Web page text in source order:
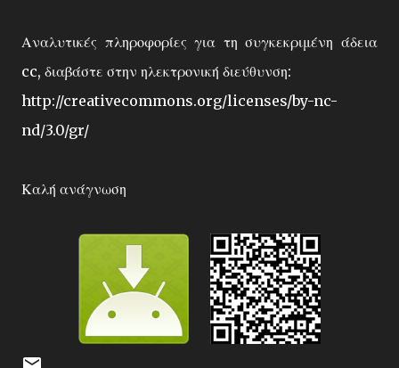
Αναλυτικές πληροφορίες για τη συγκεκριμένη άδεια
cc, διαβάστε στην ηλεκτρονική διεύθυνση:
http://creativecommons.org/licenses/by-nc-
nd/3.0/gr/
Καλή ανάγνωση